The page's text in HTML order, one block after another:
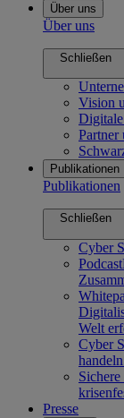
Über uns
Über uns
Schließen
Vision
Partner
Publikationen
Publikationen
Schließen
Cyber
Podcast
Welt
Cyber
Presse